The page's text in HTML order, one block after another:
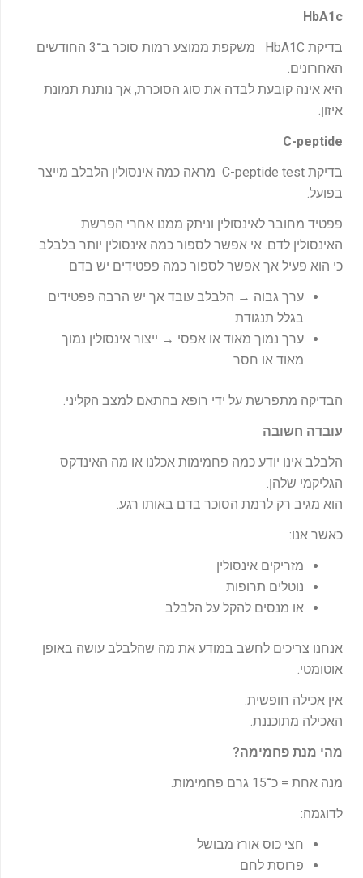
HbA1c
בדיקת HbA1C משקפת ממוצע רמות סוכר ב־3 החודשים
האחרונים.
היא אינה קובעת לבדה את סוג הסוכרת, אך נותנת תמונת
איזון.
C-peptide
בדיקת C-peptide test מראה כמה אינסולין הלבלב מייצר
בפועל.
פפטיד מחובר לאינסולין וניתק ממנו אחרי הפרשת
האינסולין לדם. אי אפשר לספור כמה אינסולין יותר בלבלב
כי הוא פעיל אך אפשר לספור כמה פפטידים יש בדם
ערך גבוה → הלבלב עובד אך יש הרבה פפטידים
בגלל תנגודת
ערך נמוך מאוד או אפסי → ייצור אינסולין נמוך
מאוד או חסר
הבדיקה מתפרשת על ידי רופא בהתאם למצב הקליני.
עובדה חשובה
הלבלב אינו יודע כמה פחמימות אכלנו או מה האינדקס
הגליקמי שלהן.
הוא מגיב רק לרמת הסוכר בדם באותו רגע.
כאשר אנו:
מזריקים אינסולין
נוטלים תרופות
או מנסים להקל על הלבלב
אנחנו צריכים לחשב במודע את מה שהלבלב עושה באופן
אוטומטי.
אין אכילה חופשית.
האכילה מתוכננת.
מהי מנת פחמימה?
מנה אחת = כ־15 גרם פחמימות.
לדוגמה:
חצי כוס אורז מבושל
פרוסת לחם